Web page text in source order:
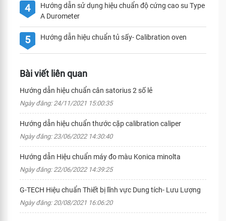
4
Hướng dẫn sử dụng hiệu chuẩn độ cứng cao su Type
A Durometer
5 Hướng dẫn hiệu chuẩn tủ sấy- Calibration oven
Bài viết liên quan
Hướng dẫn hiệu chuẩn cân satorius 2 số lẻ
Ngày đăng: 24/11/2021 15:00:35
Hướng dẫn hiệu chuẩn thước cặp calibration caliper
Ngày đăng: 23/06/2022 14:30:40
Hướng dẫn Hiệu chuẩn máy đo màu Konica minolta
Ngày đăng: 22/06/2022 14:39:25
G-TECH Hiệu chuẩn Thiết bị lĩnh vực Dung tích- Lưu Lượng
Ngày đăng: 20/08/2021 16:06:20